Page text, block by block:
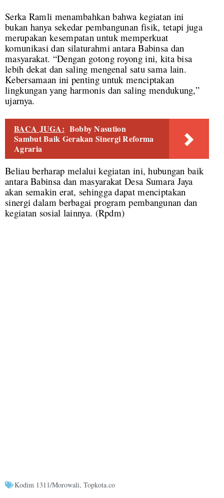
Serka Ramli menambahkan bahwa kegiatan ini
bukan hanya sekedar pembangunan fisik, tetapi juga
merupakan kesempatan untuk memperkuat
komunikasi dan silaturahmi antara Babinsa dan
masyarakat. “Dengan gotong royong ini, kita bisa
lebih dekat dan saling mengenal satu sama lain.
Kebersamaan ini penting untuk menciptakan
lingkungan yang harmonis dan saling mendukung,”
ujarnya.
BACA JUGA: Bobby Nasution
Sambut Baik Gerakan Sinergi Reforma
Agraria
Beliau berharap melalui kegiatan ini, hubungan baik
antara Babinsa dan masyarakat Desa Sumara Jaya
akan semakin erat, sehingga dapat menciptakan
sinergi dalam berbagai program pembangunan dan
kegiatan sosial lainnya. (Rpdm)
Kodim 1311/Morowali, Topkota.co